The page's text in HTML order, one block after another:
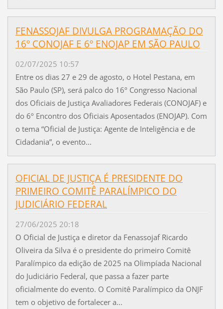
FENASSOJAF DIVULGA PROGRAMAÇÃO DO
16º CONOJAF E 6º ENOJAP EM SÃO PAULO
02/07/2025 10:57
Entre os dias 27 e 29 de agosto, o Hotel Pestana, em
São Paulo (SP), será palco do 16º Congresso Nacional
dos Oficiais de Justiça Avaliadores Federais (CONOJAF) e
do 6º Encontro dos Oficiais Aposentados (ENOJAP). Com
o tema “Oficial de Justiça: Agente de Inteligência e de
Cidadania”, o evento...
OFICIAL DE JUSTIÇA É PRESIDENTE DO
PRIMEIRO COMITÊ PARALÍMPICO DO
JUDICIÁRIO FEDERAL
27/06/2025 20:18
O Oficial de Justiça e diretor da Fenassojaf Ricardo
Oliveira da Silva é o presidente do primeiro Comitê
Paralímpico da edição de 2025 na Olimpíada Nacional
do Judiciário Federal, que passa a fazer parte
oficialmente do evento. O Comitê Paralímpico da ONJF
tem o objetivo de fortalecer a...